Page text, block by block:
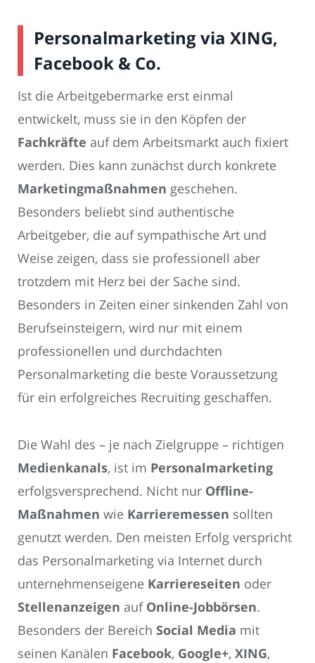
Personalmarketing via XING,
Facebook & Co.
Ist die Arbeitgebermarke erst einmal
entwickelt, muss sie in den Köpfen der
Fachkräfte auf dem Arbeitsmarkt auch fixiert
werden. Dies kann zunächst durch konkrete
Marketingmaßnahmen geschehen.
Besonders beliebt sind authentische
Arbeitgeber, die auf sympathische Art und
Weise zeigen, dass sie professionell aber
trotzdem mit Herz bei der Sache sind.
Besonders in Zeiten einer sinkenden Zahl von
Berufseinsteigern, wird nur mit einem
professionellen und durchdachten
Personalmarketing die beste Voraussetzung
für ein erfolgreiches Recruiting geschaffen.
Die Wahl des – je nach Zielgruppe – richtigen
Medienkanals, ist im Personalmarketing
erfolgsversprechend. Nicht nur Offline-
Maßnahmen wie Karrieremessen sollten
genutzt werden. Den meisten Erfolg verspricht
das Personalmarketing via Internet durch
unternehmenseigene Karriereseiten oder
Stellenanzeigen auf Online-Jobbörsen.
Besonders der Bereich Social Media mit
seinen Kanälen Facebook, Google+, XING,